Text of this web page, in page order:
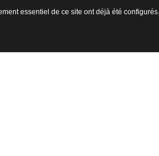
essentiel de ce site ont déjà été